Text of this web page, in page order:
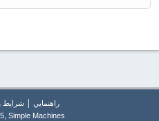
راهنمايي شرایط
, Simple Machines